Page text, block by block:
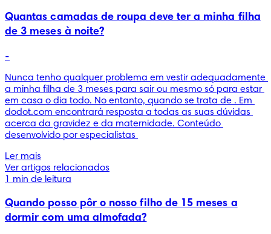
Quantas camadas de roupa deve ter a minha filha
de 3 meses à noite?
-
Nunca tenho qualquer problema em vestir adequadamente
a minha filha de 3 meses para sair ou mesmo só para estar
em casa o dia todo. No entanto, quando se trata de . Em
dodot.com encontrará resposta a todas as suas dúvidas
acerca da gravidez e da maternidade. Conteúdo
desenvolvido por especialistas
Ler mais
Ver artigos relacionados
1 min de leitura
Quando posso pôr o nosso filho de 15 meses a
dormir com uma almofada?